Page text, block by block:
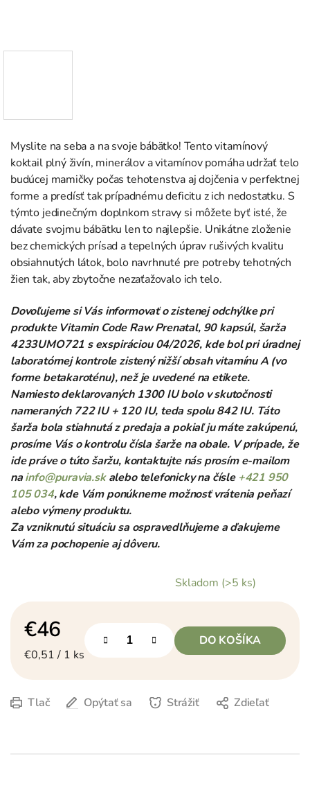
Myslite na seba a na svoje bábätko! Tento vitamínový
koktail plný živín, minerálov a vitamínov pomáha udržať telo
budúcej mamičky počas tehotenstva aj dojčenia v perfektnej
forme a predísť tak prípadnému deficitu z ich nedostatku. S
týmto jedinečným doplnkom stravy si môžete byť isté, že
dávate svojmu bábätku len to najlepšie. Unikátne zloženie
bez chemických prísad a tepelných úprav rušivých kvalitu
obsiahnutých látok, bolo navrhnuté pre potreby tehotných
žien tak, aby zbytočne nezaťažovalo ich telo.
Dovoľujeme si Vás informovať o zistenej odchýlke pri
produkte Vitamin Code Raw Prenatal, 90 kapsúl, šarža
4233UMO721 s exspiráciou 04/2026, kde bol pri úradnej
laboratórnej kontrole zistený nižší obsah vitamínu A (vo
forme betakaroténu), než je uvedené na etikete.
Namiesto deklarovaných 1300 IU bolo v skutočnosti
nameraných 722 IU + 120 IU, teda spolu 842 IU. Táto
šarža bola stiahnutá z predaja a pokiaľ ju máte zakúpenú,
prosíme Vás o kontrolu čísla šarže na obale. V prípade, že
ide práve o túto šaržu, kontaktujte nás prosím e-mailom
nainfo@puravia.skalebo telefonicky na čísle +421 950
105 034, kde Vám ponúkneme možnosť vrátenia peňazí
alebo výmeny produktu.
Za vzniknutú situáciu sa ospravedlňujeme a ďakujeme
Vám za pochopenie aj dôveru.
Skladom (>5 ks)
€46
Jednotková cena:
€0,51 / 1 ks
DO KOŠÍKA
Tlač Opýtať sa Strážiť Zdieľať